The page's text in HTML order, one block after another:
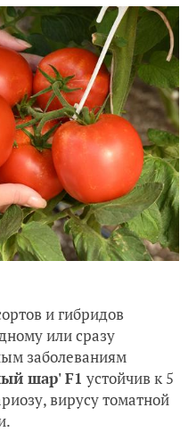
и гибридов
или сразу
заболеваниям
шар' F1 устойчив к 5
вирусу томатной